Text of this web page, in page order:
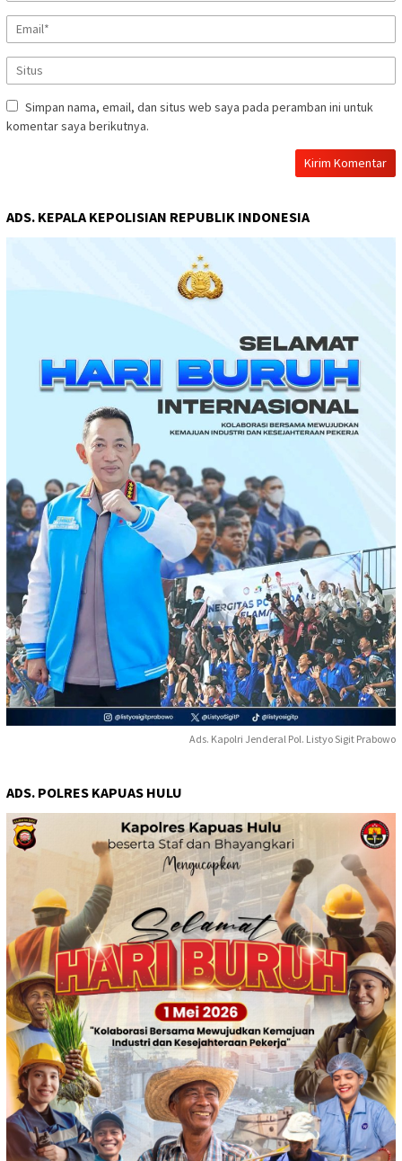
Simpan nama, email, dan situs web saya pada peramban ini untuk
komentar saya berikutnya.
ADS. KEPALA KEPOLISIAN REPUBLIK INDONESIA
Ads. Kapolri Jenderal Pol. Listyo Sigit Prabowo
ADS. POLRES KAPUAS HULU